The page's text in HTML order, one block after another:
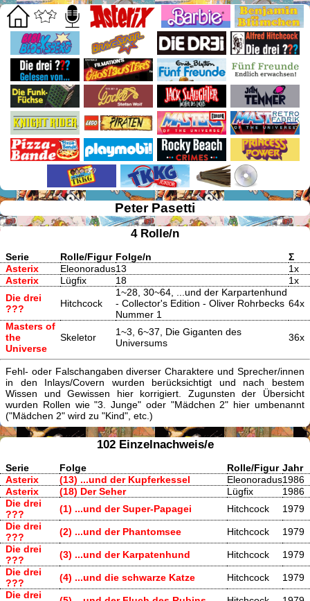
Peter Pasetti
4 Rolle/n
Serie Rolle/Figur Folge/n
Σ
Asterix
Eleonoradus13
1x
Asterix
Lügfix 18
1x
Die drei
???
Hitchcock
1~28, 30~64, ...und der Karpartenhund
- Collector's Edition - Oliver Rohrbecks
Nummer 1
64x
Masters of
the
Universe
Skeletor
1~3, 6~37, Die Giganten des
Universums
36x
Fehl- oder Falschangaben diverser Charaktere und Sprecher/innen
in den Inlays/Covern wurden berücksichtigt und nach bestem
Wissen und Gewissen hier korrigiert. Zugunsten der Übersicht
wurden Rollen wie "3. Junge" oder "Mädchen 2" hier umbenannt
("Mädchen 2" wird zu "Kind", etc.)
102 Einzelnachweis/e
Serie Folge Rolle/Figur Jahr
Asterix
(13) ...und der Kupferkessel Eleonoradus1986
Asterix
(18) Der Seher Lügfix
1986
Die drei
???
(1) ...und der Super-Papagei Hitchcock
1979
Die drei
???
(2) ...und der Phantomsee Hitchcock
1979
Die drei
???
(3) ...und der Karpatenhund Hitchcock
1979
Die drei
???
(4) ...und die schwarze Katze Hitchcock
1979
Die drei